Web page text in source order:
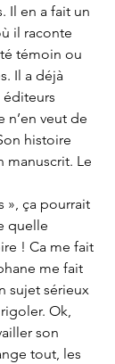
Il en a fait un
il raconte
témoin ou
Il a déjà
n’en veut de
histoire
manuscrit. Le
», ça pourrait
quelle
! Ca me fait
me fait
sujet sérieux
Ok,
son
tout, les